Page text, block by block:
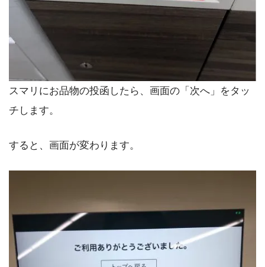
スマリにお品物の投函したら、画面の「次へ」をタッ
チします。
すると、画面が変わります。